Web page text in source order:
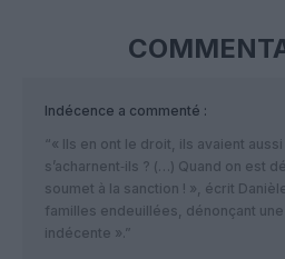
Indécence a commenté :
“« Ils en ont le droit, ils avaient
s’acharnent‑ils ? (…) Quand on est
soumet à la sanction ! », écrit
familles endeuillées, dénonçant
indécente ».”